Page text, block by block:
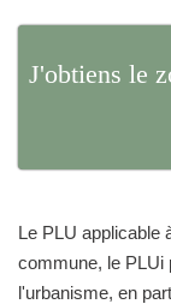
J'obtiens le
Le PLU applicable
commune, le PLUi
l'urbanisme, en